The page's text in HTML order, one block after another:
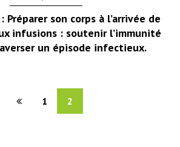
son corps à l’arrivée de
infusions : soutenir l’immunité
un épisode infectieux.
1 2